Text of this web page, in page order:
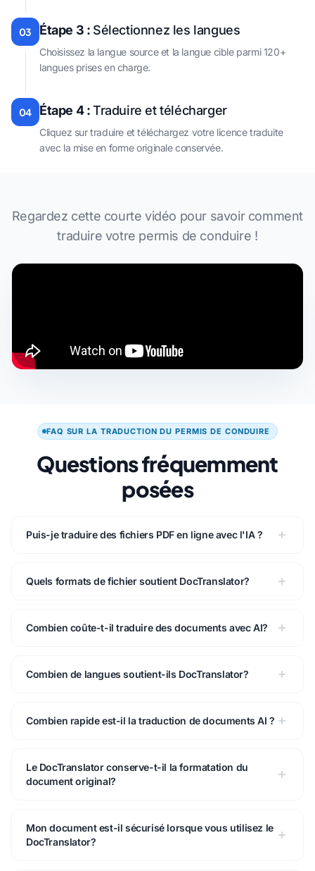
03 Étape 3 : Sélectionnez les langues
Choisissez la langue source et la langue cible parmi 120+
langues prises en charge.
04 Étape 4 :Traduire et télécharger
Cliquez sur traduire et téléchargez votre licence traduite
avec la mise en forme originale conservée.
Regardez cette courte vidéo pour savoir comment
traduire votre permis de conduire !
FAQ SUR LA TRADUCTION DU PERMIS DE CONDUIRE
Questions fréquemment
posées
Puis-je traduire des fichiers PDF en ligne avec l'IA ?
Quels formats de fichier soutient DocTranslator?
Combien coûte-t-il traduire des documents avec AI?
Combien de langues soutient-ils DocTranslator?
Combien rapide est-il la traduction de documents AI ?
Le DocTranslator conserve-t-il la formatation du
document original?
Mon document est-il sécurisé lorsque vous utilisez le
DocTranslator?